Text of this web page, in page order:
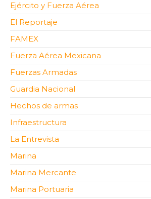
Ejército y Fuerza Aérea
El Reportaje
FAMEX
Fuerza Aérea Mexicana
Fuerzas Armadas
Guardia Nacional
Hechos de armas
Infraestructura
La Entrevista
Marina
Marina Mercante
Marina Portuaria